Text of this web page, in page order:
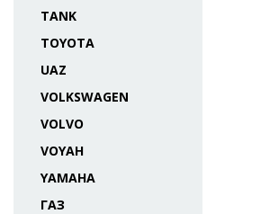
TANK
TOYOTA
UAZ
VOLKSWAGEN
VOLVO
VOYAH
YAMAHA
ГАЗ